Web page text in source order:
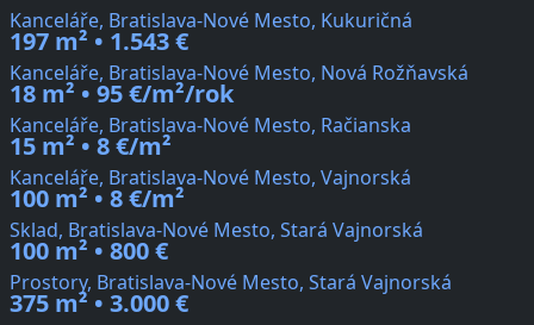
Kanceláře, Bratislava-Nové Mesto, Kukuričná
197 m² • 1.543 €
Kanceláře, Bratislava-Nové Mesto, Nová Rožňavská
18 m² • 95 €/m²/rok
Kanceláře, Bratislava-Nové Mesto, Račianska
15 m² • 8 €/m²
Kanceláře, Bratislava-Nové Mesto, Vajnorská
100 m² • 8 €/m²
Sklad, Bratislava-Nové Mesto, Stará Vajnorská
100 m² • 800 €
Prostory, Bratislava-Nové Mesto, Stará Vajnorská
375 m² • 3.000 €